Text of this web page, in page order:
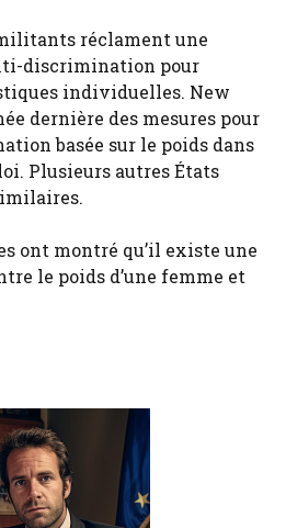
réclament une
discrimination pour
individuelles. New
dernière des mesures pour
basée sur le poids dans
Plusieurs autres États
ont montré qu’il existe une
le poids d’une femme et